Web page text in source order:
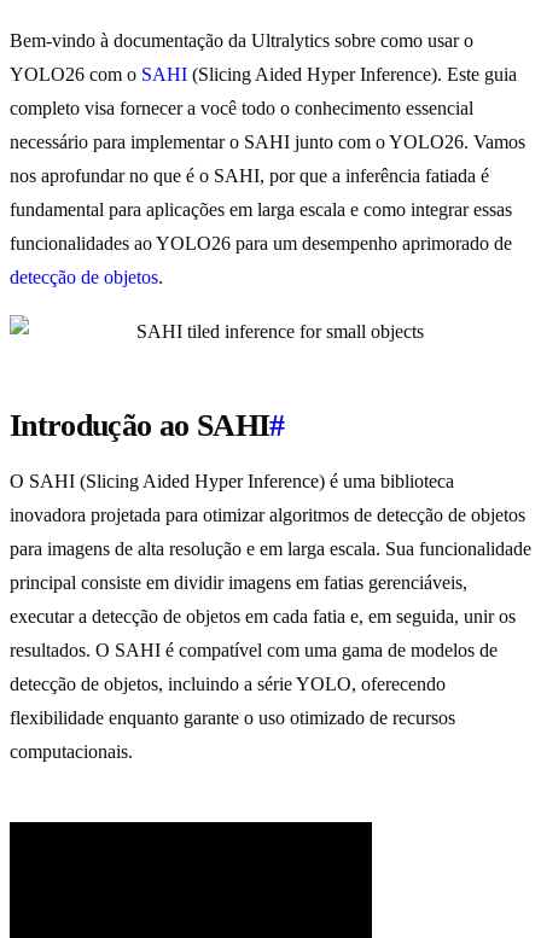
Bem-vindo à documentação da Ultralytics sobre como usar o
YOLO26 com o SAHI (Slicing Aided Hyper Inference). Este guia
completo visa fornecer a você todo o conhecimento essencial
necessário para implementar o SAHI junto com o YOLO26. Vamos
nos aprofundar no que é o SAHI, por que a inferência fatiada é
fundamental para aplicações em larga escala e como integrar essas
funcionalidades ao YOLO26 para um desempenho aprimorado de
detecção de objetos.
Introdução ao SAHI#
O SAHI (Slicing Aided Hyper Inference) é uma biblioteca
inovadora projetada para otimizar algoritmos de detecção de objetos
para imagens de alta resolução e em larga escala. Sua funcionalidade
principal consiste em dividir imagens em fatias gerenciáveis,
executar a detecção de objetos em cada fatia e, em seguida, unir os
resultados. O SAHI é compatível com uma gama de modelos de
detecção de objetos, incluindo a série YOLO, oferecendo
flexibilidade enquanto garante o uso otimizado de recursos
computacionais.